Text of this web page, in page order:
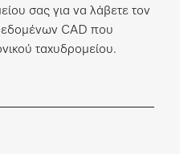
σας για να λάβετε τον
CAD που
ταχυδρομείου.